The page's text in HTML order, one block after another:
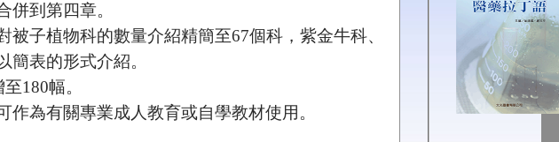
到第四章。
子植物科的數量介紹精簡至67個科，紫金牛科、
表的形式介紹。
180幅。
為有關專業成人教育或自學教材使用。